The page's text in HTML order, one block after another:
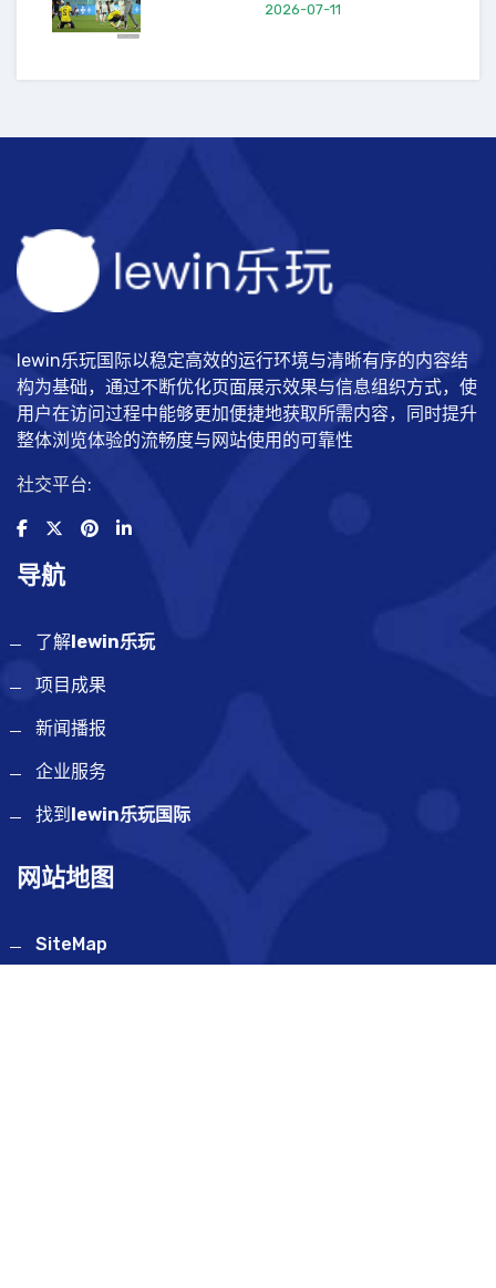
2026-07-11
lewin乐玩国际以稳定高效的运行环境与清晰有序的内容结
构为基础，通过不断优化页面展示效果与信息组织方式，使
用户在访问过程中能够更加便捷地获取所需内容，同时提升
整体浏览体验的流畅度与网站使用的可靠性
社交平台:
导航
了解lewin乐玩
项目成果
新闻播报
企业服务
找到 lewin乐玩国际
网站地图
SiteMap